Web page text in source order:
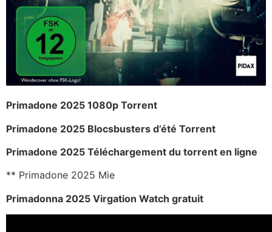
Primadone 2025 1080p Torrent
Primadone 2025 Blocsbusters d’été Torrent
Primadone 2025 Téléchargement du torrent en ligne
** Primadone 2025 Mie
Primadonna 2025 Virgation Watch gratuit